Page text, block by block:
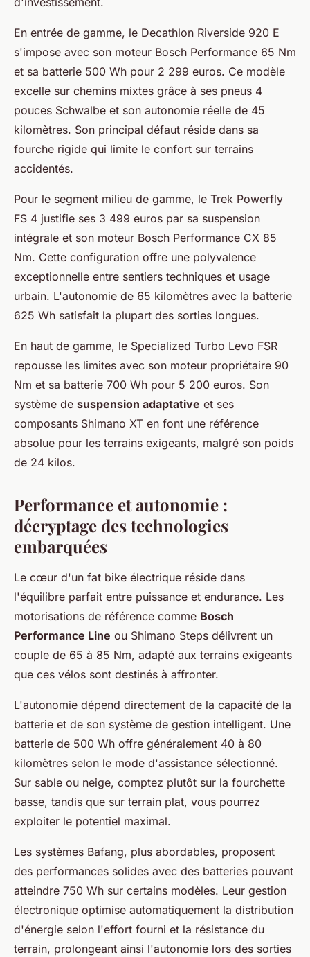
En entrée de gamme, le Decathlon Riverside 920 E
s'impose avec son moteur Bosch Performance 65 Nm
et sa batterie 500 Wh pour 2 299 euros. Ce modèle
excelle sur chemins mixtes grâce à ses pneus 4
pouces Schwalbe et son autonomie réelle de 45
kilomètres. Son principal défaut réside dans sa
fourche rigide qui limite le confort sur terrains
accidentés.
Pour le segment milieu de gamme, le Trek Powerfly
FS 4 justifie ses 3 499 euros par sa suspension
intégrale et son moteur Bosch Performance CX 85
Nm. Cette configuration offre une polyvalence
exceptionnelle entre sentiers techniques et usage
urbain. L'autonomie de 65 kilomètres avec la batterie
625 Wh satisfait la plupart des sorties longues.
En haut de gamme, le Specialized Turbo Levo FSR
repousse les limites avec son moteur propriétaire 90
Nm et sa batterie 700 Wh pour 5 200 euros. Son
système de suspension adaptative et ses
composants Shimano XT en font une référence
absolue pour les terrains exigeants, malgré son poids
de 24 kilos.
Performance et autonomie :
décryptage des technologies
embarquées
Le cœur d'un fat bike électrique réside dans
l'équilibre parfait entre puissance et endurance. Les
motorisations de référence comme Bosch
Performance Line ou Shimano Steps délivrent un
couple de 65 à 85 Nm, adapté aux terrains exigeants
que ces vélos sont destinés à affronter.
L'autonomie dépend directement de la capacité de la
batterie et de son système de gestion intelligent. Une
batterie de 500 Wh offre généralement 40 à 80
kilomètres selon le mode d'assistance sélectionné.
Sur sable ou neige, comptez plutôt sur la fourchette
basse, tandis que sur terrain plat, vous pourrez
exploiter le potentiel maximal.
Les systèmes Bafang, plus abordables, proposent
des performances solides avec des batteries pouvant
atteindre 750 Wh sur certains modèles. Leur gestion
électronique optimise automatiquement la distribution
d'énergie selon l'effort fourni et la résistance du
terrain, prolongeant ainsi l'autonomie lors des sorties